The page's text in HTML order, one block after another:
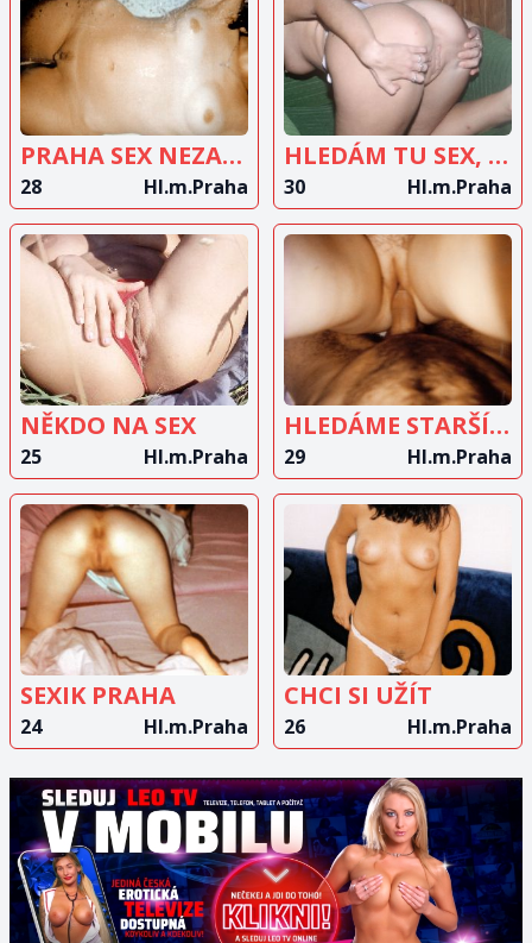
ZOBRAZIT
INZERÁT
PRAHA SEX NEZAVAZNE
28 Hl.m.Praha
ZOBRAZIT
INZERÁT
HLEDÁM TU SEX, NIC VÍC
30 Hl.m.Praha
ZOBRAZIT
INZERÁT
NĚKDO NA SEX
25 Hl.m.Praha
ZOBRAZIT
INZERÁT
HLEDÁME STARŠÍHO MUŽE
29 Hl.m.Praha
ZOBRAZIT
INZERÁT
SEXIK PRAHA
24 Hl.m.Praha
ZOBRAZIT
INZERÁT
CHCI SI UŽÍT
26 Hl.m.Praha